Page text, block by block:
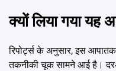
क्यों लिया गया यह
रिपोर्ट्स के अनुसार, इस
तकनीकी चूक सामने आई है।